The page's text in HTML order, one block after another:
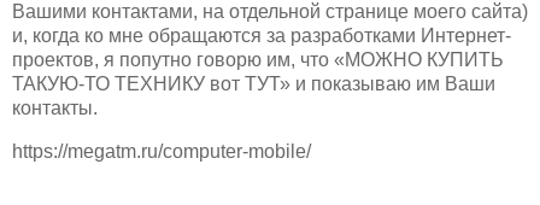
Вашими контактами, на отдельной странице моего сайта)
и, когда ко мне обращаются за разработками Интернет-
проектов, я попутно говорю им, что «МОЖНО КУПИТЬ
ТАКУЮ-ТО ТЕХНИКУ вот ТУТ» и показываю им Ваши
контакты.
https://megatm.ru/computer-mobile/